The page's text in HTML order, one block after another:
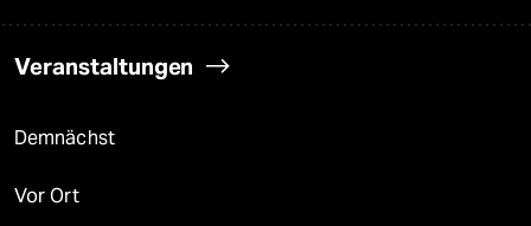
Veranstaltungen
Demnächst
Vor Ort